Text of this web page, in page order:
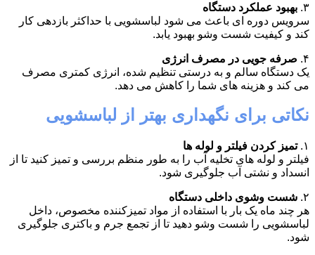
۳. بهبود عملکرد دستگاه
سرویس دوره ای باعث می شود لباسشویی با حداکثر بازدهی کار
کند و کیفیت شست وشو بهبود یابد.
۴. صرفه جویی در مصرف انرژی
یک دستگاه سالم و به درستی تنظیم شده، انرژی کمتری مصرف
می کند و هزینه های شما را کاهش می دهد.
نکاتی برای نگهداری بهتر از لباسشویی
۱. تمیز کردن فیلتر و لوله ها
فیلتر و لوله های تخلیه آب را به طور منظم بررسی و تمیز کنید تا از
انسداد و نشتی آب جلوگیری شود.
۲. شست وشوی داخلی دستگاه
هر چند ماه یک بار با استفاده از مواد تمیزکننده مخصوص، داخل
لباسشویی را شست وشو دهید تا از تجمع جرم و باکتری جلوگیری
شود.